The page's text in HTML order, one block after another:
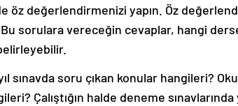
öz değerlendirmenizi yapın. Öz
sorulara vereceğin cevaplar, hangi
sınavda soru çıkan konular hangileri?
Çalıştığın halde deneme